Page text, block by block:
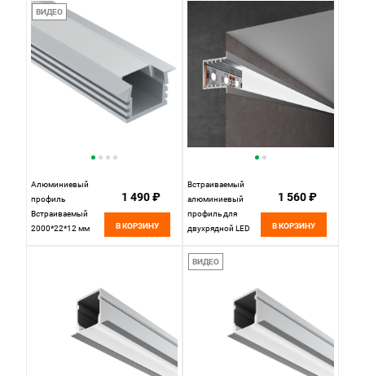
до 18,5mm) LL-2-
ALP019 LL-2-
ALP019
Elektrostandard
ВИДЕО
Алюминиевый
профиль
Встраиваемый
2000*22*12 мм
1 490 ₽
В КОРЗИНУ
Встраиваемый
алюминиевый
профиль для
двухрядной LED
до 12,4mm) LL-2-
ALP017 LL-2-
Elektrostandard
1 560 ₽
В КОРЗИНУ
ВИДЕО